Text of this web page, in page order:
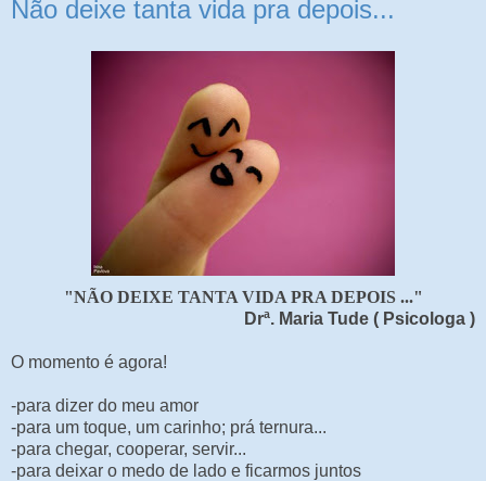
Não deixe tanta vida pra depois...
"NÃO DEIXE TANTA VIDA PRA DEPOIS ..."
Drª. Maria Tude ( Psicologa )
O momento é agora!
-para dizer do meu amor
-para um toque, um carinho; prá ternura...
-para chegar, cooperar, servir...
-para deixar o medo de lado e ficarmos juntos